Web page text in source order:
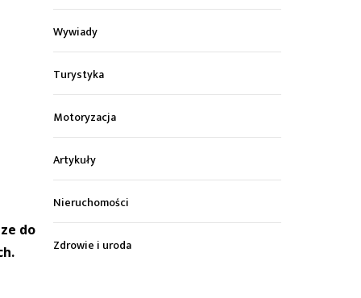
do
Wywiady
Turystyka
Motoryzacja
Artykuły
Nieruchomości
Zdrowie i uroda